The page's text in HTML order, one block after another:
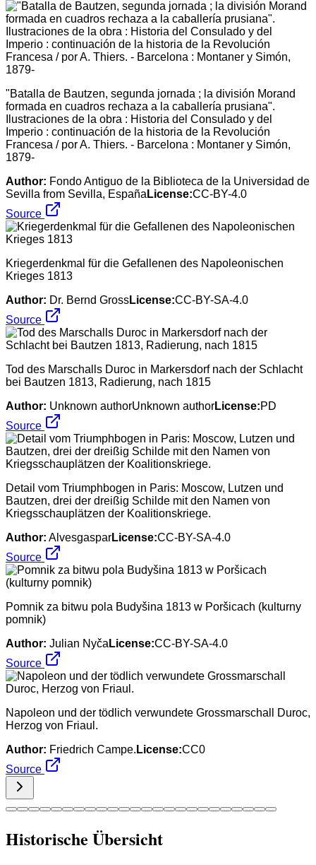
"Batalla de Bautzen, segunda jornada ; la división Morand
formada en cuadros rechaza a la caballería prusiana".
Ilustraciones de la obra : Historia del Consulado y del
Imperio : continuación de la historia de la Revolución
Francesa / por A. Thiers. - Barcelona : Montaner y Simón,
1879-
Author: Fondo Antiguo de la Biblioteca de la Universidad de
Sevilla from Sevilla, España License:CC-BY-4.0
Source
Kriegerdenkmal für die Gefallenen des Napoleonischen
Krieges 1813
Author: Dr. Bernd GrossLicense:CC-BY-SA-4.0
Source
Tod des Marschalls Duroc in Markersdorf nach der Schlacht
bei Bautzen 1813, Radierung, nach 1815
Author: Unknown authorUnknown authorLicense:PD
Source
Detail vom Triumphbogen in Paris: Moscow, Lutzen und
Bautzen, drei der dreißig Schilde mit den Namen von
Kriegsschauplätzen der Koalitionskriege.
Author: AlvesgasparLicense:CC-BY-SA-4.0
Source
Pomnik za bitwu pola Budyšina 1813 w Poršicach (kulturny
pomnik)
Author: Julian Nyča License:CC-BY-SA-4.0
Source
Napoleon und der tödlich verwundete Grossmarschall Duroc,
Herzog von Friaul.
Author: Friedrich Campe. License:CC0
Source
Historische Übersicht